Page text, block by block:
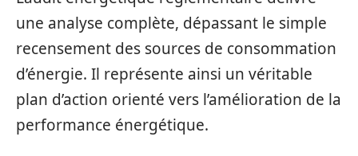
une analyse complète, dépassant le simple
recensement des sources de consommation
d’énergie. Il représente ainsi un véritable
plan d’action orienté vers l’amélioration de la
performance énergétique.